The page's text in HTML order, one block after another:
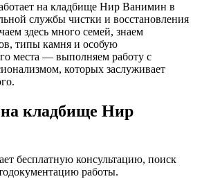
на кладбище Нир Ванимин в
службы чистки и восстановления
здесь много семей, знаем
типы камня и особую
места — выполняем работу с
которых заслуживает
кладбище Нир
бесплатную консультацию, поиск
работы.